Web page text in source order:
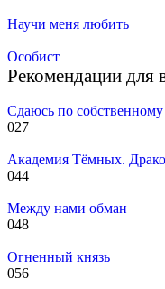
Научи меня любить
Особист
Рекомендации для
Сдаюсь по
027
Академия Тёмных.
044
Между нами обман
048
Огненный князь
056